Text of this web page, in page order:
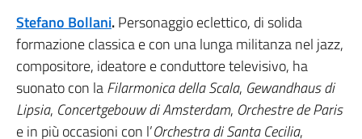
Stefano Bollani.Personaggio eclettico, di solida
formazione classica e con una lunga militanza nel jazz,
compositore, ideatore e conduttore televisivo, ha
suonato con laFilarmonica della Scala, Gewandhaus di
Lipsia, Concertgebouw di Amsterdam, Orchestre de Paris
e in più occasioni con l’Orchestra di Santa Cecilia,